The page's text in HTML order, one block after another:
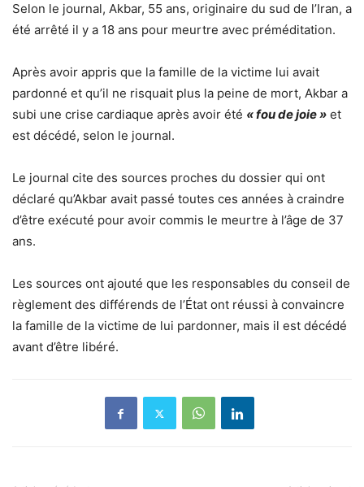
Selon le journal, Akbar, 55 ans, originaire du sud de l’Iran, a
été arrêté il y a 18 ans pour meurtre avec préméditation.
Après avoir appris que la famille de la victime lui avait
pardonné et qu’il ne risquait plus la peine de mort, Akbar a
subi une crise cardiaque après avoir été « fou de joie » et
est décédé, selon le journal.
Le journal cite des sources proches du dossier qui ont
déclaré qu’Akbar avait passé toutes ces années à craindre
d’être exécuté pour avoir commis le meurtre à l’âge de 37
ans.
Les sources ont ajouté que les responsables du conseil de
règlement des différends de l’État ont réussi à convaincre
la famille de la victime de lui pardonner, mais il est décédé
avant d’être libéré.